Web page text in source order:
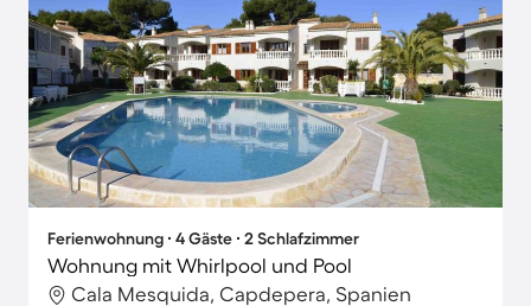
Ferienwohnung ∙ 4 Gäste ∙ 2 Schlafzimmer
Wohnung mit Whirlpool und Pool
Cala Mesquida, Capdepera, Spanien